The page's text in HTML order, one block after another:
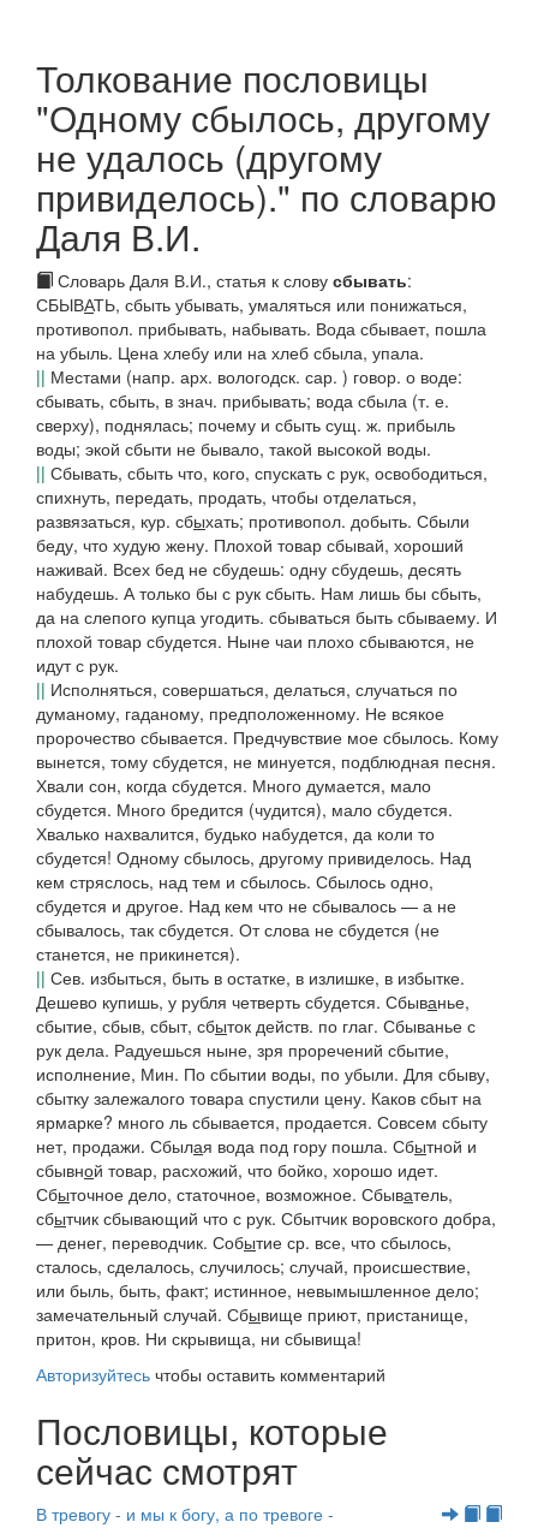
Толкование пословицы
"Одному сбылось, другому
не удалось (другому
привиделось)." по словарю
Даля В.И.
Словарь Даля В.И., статья к слову сбывать:
СБЫВАТЬ, сбыть убывать, умаляться или понижаться,
противопол. прибывать, набывать. Вода сбывает, пошла
на убыль. Цена хлебу или на хлеб сбыла, упала.
|| Местами (напр. арх. вологодск. сар. ) говор. о воде:
сбывать, сбыть, в знач. прибывать; вода сбыла (т. е.
сверху), поднялась; почему и сбыть сущ. ж. прибыль
воды; экой сбыти не бывало, такой высокой воды.
|| Сбывать, сбыть что, кого, спускать с рук, освободиться,
спихнуть, передать, продать, чтобы отделаться,
развязаться, кур. сбыхать; противопол. добыть. Сбыли
беду, что худую жену. Плохой товар сбывай, хороший
наживай. Всех бед не сбудешь: одну сбудешь, десять
набудешь. А только бы с рук сбыть. Нам лишь бы сбыть,
да на слепого купца угодить. сбываться быть сбываему. И
плохой товар сбудется. Ныне чаи плохо сбываются, не
идут с рук.
|| Исполняться, совершаться, делаться, случаться по
думаному, гаданому, предположенному. Не всякое
пророчество сбывается. Предчувствие мое сбылось. Кому
вынется, тому сбудется, не минуется, подблюдная песня.
Хвали сон, когда сбудется. Много думается, мало
сбудется. Много бредится (чудится), мало сбудется.
Хвалько нахвалится, будько набудется, да коли то
сбудется! Одному сбылось, другому привиделось. Над
кем стряслось, над тем и сбылось. Сбылось одно,
сбудется и другое. Над кем что не сбывалось — а не
сбывалось, так сбудется. От слова не сбудется (не
станется, не прикинется).
|| Сев. избыться, быть в остатке, в излишке, в избытке.
Дешево купишь, у рубля четверть сбудется. Сбыванье,
сбытие, сбыв, сбыт, сбыток действ. по глаг. Сбыванье с
рук дела. Радуешься ныне, зря проречений сбытие,
исполнение, Мин. По сбытии воды, по убыли. Для сбыву,
сбытку залежалого товара спустили цену. Каков сбыт на
ярмарке? много ль сбывается, продается. Совсем сбыту
нет, продажи. Сбылая вода под гору пошла. Сбытной и
сбывной товар, расхожий, что бойко, хорошо идет.
Сбыточное дело, статочное, возможное. Сбыватель,
сбытчик сбывающий что с рук. Сбытчик воровского добра,
— денег, переводчик. Событие ср. все, что сбылось,
сталось, сделалось, случилось; случай, происшествие,
или быль, быть, факт; истинное, невымышленное дело;
замечательный случай. Сбывище приют, пристанище,
притон, кров. Ни скрывища, ни сбывища!
Авторизуйтесь чтобы оставить комментарий
Пословицы, которые
сейчас смотрят
В тревогу - и мы к богу, а по тревоге -